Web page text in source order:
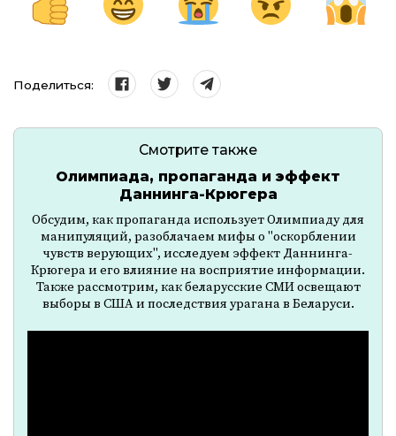
Поделиться:
Смотрите также
Олимпиада, пропаганда и эффект
Даннинга-Крюгера
Обсудим, как пропаганда использует Олимпиаду для
манипуляций, разоблачаем мифы о "оскорблении
чувств верующих", исследуем эффект Даннинга-
Крюгера и его влияние на восприятие информации.
Также рассмотрим, как беларусские СМИ освещают
выборы в США и последствия урагана в Беларуси.